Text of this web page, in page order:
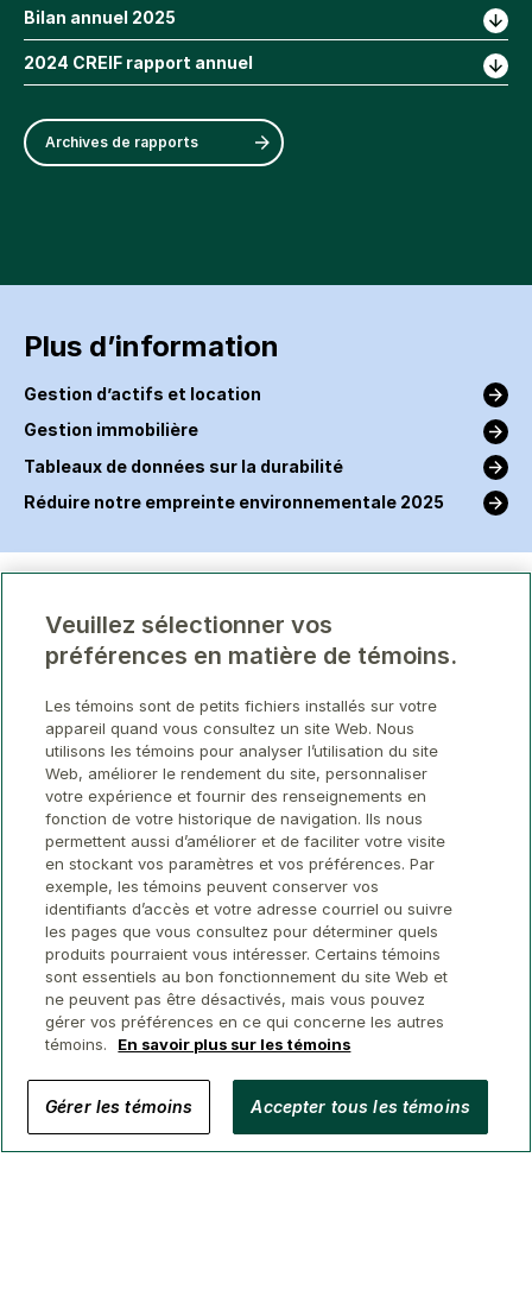
Bilan annuel 2025
2024 CREIF rapport annuel
Archives de rapports
Plus d’information
Gestion d’actifs et location
Gestion immobilière
Tableaux de données sur la durabilité
Réduire notre empreinte environnementale 2025
Confidentialité Avis juridique Sécurité
Accessibilité
Veuillez sélectionner vos
préférences en matière de témoins.
Les témoins sont de petits fichiers installés sur votre
appareil quand vous consultez un site Web. Nous
utilisons les témoins pour analyser l’utilisation du site
Web, améliorer le rendement du site, personnaliser
votre expérience et fournir des renseignements en
fonction de votre historique de navigation. Ils nous
permettent aussi d’améliorer et de faciliter votre visite
en stockant vos paramètres et vos préférences. Par
exemple, les témoins peuvent conserver vos
identifiants d’accès et votre adresse courriel ou suivre
les pages que vous consultez pour déterminer quels
produits pourraient vous intéresser. Certains témoins
sont essentiels au bon fonctionnement du site Web et
ne peuvent pas être désactivés, mais vous pouvez
gérer vos préférences en ce qui concerne les autres
témoins.
En savoir plus sur les témoins
Gérer les témoins Accepter tous les témoins